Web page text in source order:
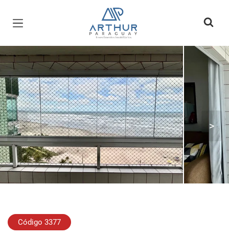
Página inicial
< >
Código 3377